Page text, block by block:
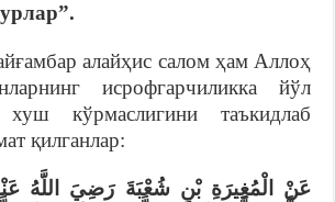
”.
алайҳис салом ҳам Аллоҳ
исрофгарчиликка йўл
кўрмаслигини таъкидлаб
қилганлар:
عَنْ الْمُغِيرَةِ بْنِ شُعْبَةَ رَضِيَ اللَّهُ